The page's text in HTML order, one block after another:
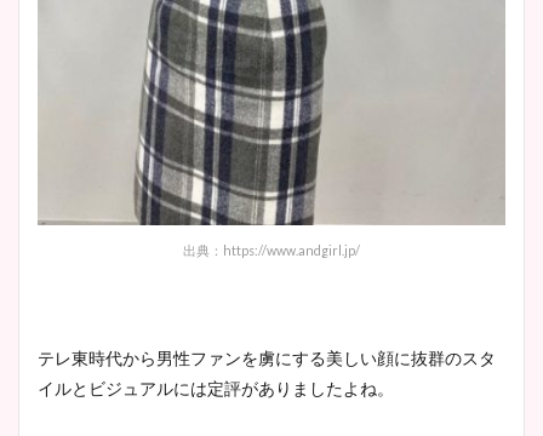
出典：https://www.andgirl.jp/
テレ東時代から男性ファンを虜にする美しい顔に抜群のスタ
イルとビジュアルには定評がありましたよね。